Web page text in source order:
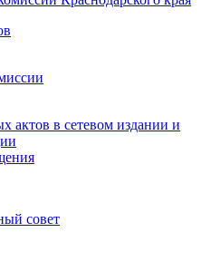
актов в сетевом издании и
совет